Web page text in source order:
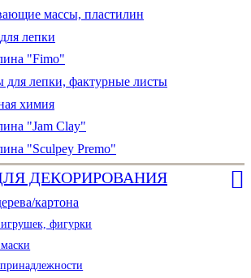
массы, пластилин
лепки
"Fimo"
лепки, фактурные листы
химия
"Jam Clay"
"Sculpey Premo"
ДЕКОРИРОВАНИЯ
картона
игрушек, фигурки